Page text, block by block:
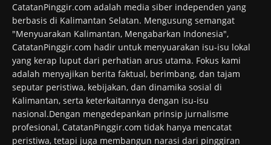
CatatanPinggir.com adalah media siber independen yang
berbasis di Kalimantan Selatan. Mengusung semangat
"Menyuarakan Kalimantan, Mengabarkan Indonesia",
CatatanPinggir.com hadir untuk menyuarakan isu-isu lokal
yang kerap luput dari perhatian arus utama. Fokus kami
adalah menyajikan berita faktual, berimbang, dan tajam
seputar peristiwa, kebijakan, dan dinamika sosial di
Kalimantan, serta keterkaitannya dengan isu-isu
nasional.Dengan mengedepankan prinsip jurnalisme
profesional, CatatanPinggir.com tidak hanya mencatat
peristiwa, tetapi juga membangun narasi dari pinggiran